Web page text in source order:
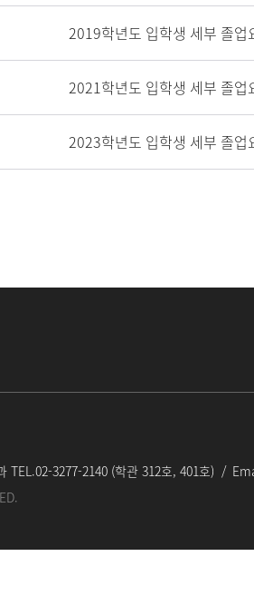
2019학년도 입학생 세부 졸업
2021학년도 입학생 세부 졸업
2023학년도 입학생 세부 졸업
TEL.02-3277-2140 (학관 312호, 401호)